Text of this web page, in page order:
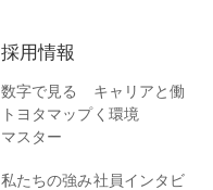
採用情報
数字で見る
トヨタマップ
マスター
キャリアと働
く環境
私たちの強み社員インタビ